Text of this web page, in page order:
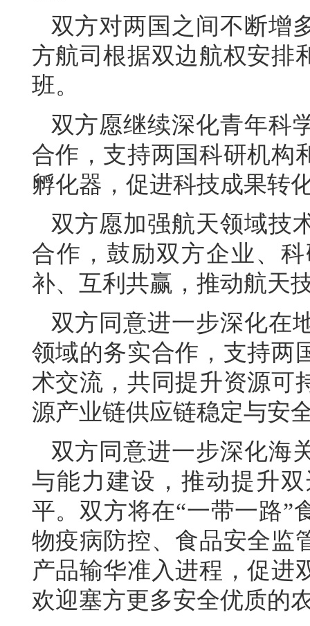
双方对两国之间不断增
方航司根据双边航权安排
班。
双方愿继续深化青年科
合作，支持两国科研机构
孵化器，促进科技成果转
双方愿加强航天领域技
合作，鼓励双方企业、
补、互利共赢，推动航天
双方同意进一步深化在
领域的务实合作，支持两
术交流，共同提升资源可
源产业链供应链稳定与安
双方同意进一步深化海
与能力建设，推动提升
平。双方将在“一带一路”
物疫病防控、食品安全监
产品输华准入进程，促进
欢迎塞方更多安全优质的